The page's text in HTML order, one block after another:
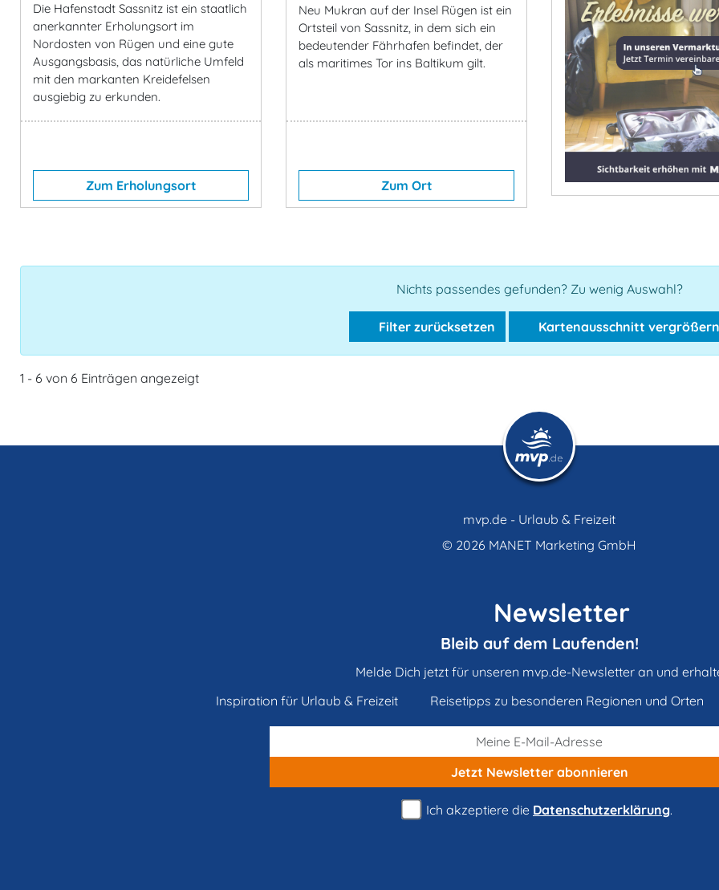
Die Hafenstadt Sassnitz ist ein staatlich
anerkannter Erholungsort im
Nordosten von Rügen und eine gute
Ausgangsbasis, das natürliche Umfeld
mit den markanten Kreidefelsen
ausgiebig zu erkunden.
Zum Erholungsort
Neu Mukran auf der Insel Rügen ist ein
Ortsteil von Sassnitz, in dem sich ein
bedeutender Fährhafen befindet, der
als maritimes Tor ins Baltikum gilt.
Zum Ort
Nichts passendes gefunden? Zu wenig Auswahl?
Filter zurücksetzen Kartenausschnitt vergrößern
1 - 6 von 6 Einträgen angezeigt
mvp.de - Urlaub & Freizeit
© 2026 MANET Marketing GmbH
Newsletter
Bleib auf dem Laufenden!
Melde Dich jetzt für unseren mvp.de-Newsletter an und
Inspiration für Urlaub & Freizeit
Reisetipps zu besonderen Regionen und Orten
Jetzt Newsletterabonnieren
Ich akzeptiere die Datenschutzerklärung.